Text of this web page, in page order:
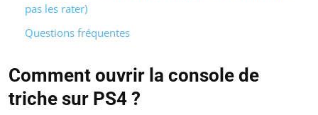
pas les rater)
Questions fréquentes
Comment ouvrir la console de
triche sur PS4 ?